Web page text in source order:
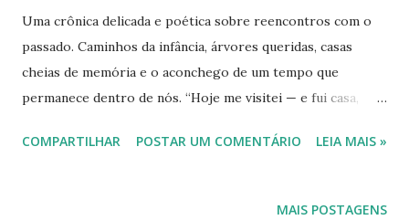
Uma crônica delicada e poética sobre reencontros com o
passado. Caminhos da infância, árvores queridas, casas
cheias de memória e o aconchego de um tempo que
permanece dentro de nós. “Hoje me visitei — e fui casa,
mangueiras e lembranças Revisito a rua da minha infância,
COMPARTILHAR POSTAR UM COMENTÁRIO LEIA MAIS »
MAIS POSTAGENS